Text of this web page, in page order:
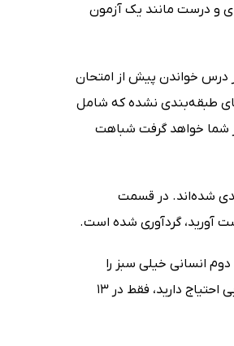
فلسفه 2 انسانی، تعدادی از پرسش‌ها را ارزیابی کنید. این آزمون‌ها 20 نمره‌ای و درست مانند یک آزمون
درس خواندن پیش از امتحان
طبقه‌بندی نشده که شامل
از شما خواهد گرفت شباهت
شده‌اند. در قسمت
آورید، گردآوری شده است.
انسانی خیلی سبز را
مطالعه نمی‌کنند. در این بخش همه‌ی چیزهایی که شما برای کسب نمره‌ی عالی در امتحان علوم و فنون ادبی احتیاج دارید، فقط در 13